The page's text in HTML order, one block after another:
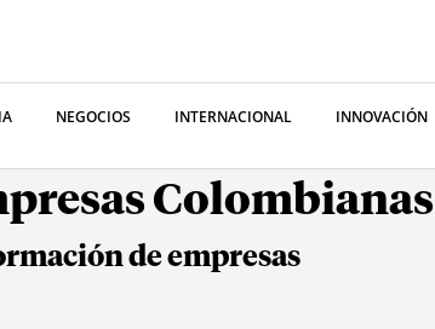
NEGOCIOS INTERNACIONAL INNOVACIÓN
Colombianas
de empresas